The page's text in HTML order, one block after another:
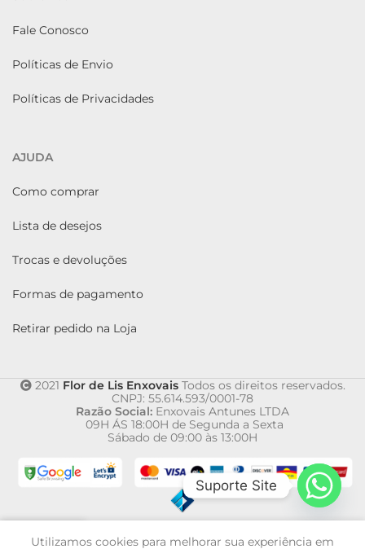
Fale Conosco
Políticas de Envio
Políticas de Privacidades
AJUDA
Como comprar
Lista de desejos
Trocas e devoluções
Formas de pagamento
Retirar pedido na Loja
2021 Flor de Lis EnxovaisTodos os direitos reservados.
CNPJ: 55.614.593/0001-78
Razão Social: Enxovais Antunes LTDA
09H ÁS 18:00H de Segunda a Sexta
Sábado de 09:00 às 13:00H
Utilizamos cookies para melhorar sua experiência em
Suporte Site